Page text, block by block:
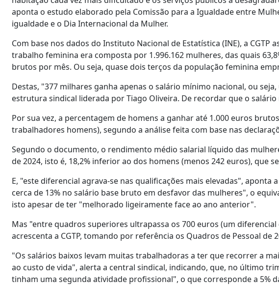
aponta o estudo elaborado pela Comissão para a Igualdade entre
igualdade e o Dia Internacional da Mulher.
Com base nos dados do Instituto Nacional de Estatística (INE), a CGTP
trabalho feminina era composta por 1.996.162 mulheres, das quais
brutos por mês. Ou seja, quase dois terços da população feminina
Destas, "377 milhares ganha apenas o salário mínimo nacional, ou
estrutura sindical liderada por Tiago Oliveira. De recordar que o
Por sua vez, a percentagem de homens a ganhar até 1.000 euros
trabalhadores homens), segundo a análise feita com base nas
Segundo o documento, o rendimento médio salarial líquido das
de 2024, isto é, 18,2% inferior ao dos homens (menos 242 euros), que
E, "este diferencial agrava-se nas qualificações mais elevadas", aponta
cerca de 13% no salário base bruto em desfavor das mulheres", o
isto apesar de ter "melhorado ligeiramente face ao ano anterior".
Mas "entre quadros superiores ultrapassa os 700 euros (um diferencial
acrescenta a CGTP, tomando por referência os Quadros de Pessoal de
"Os salários baixos levam muitas trabalhadoras a ter que recorrer a
ao custo de vida", alerta a central sindical, indicando, que, no último
tinham uma segunda atividade profissional", o que corresponde a 5%